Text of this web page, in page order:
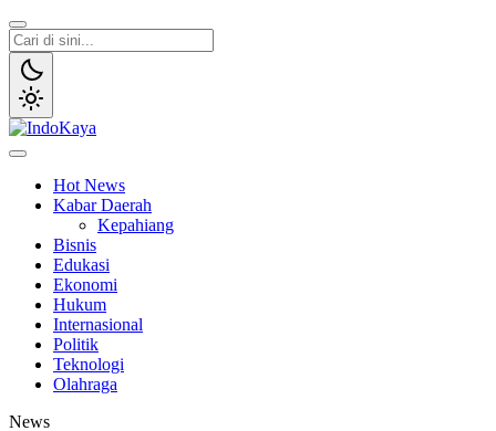
Lewati
ke
konten
Hot News
Kabar Daerah
Kepahiang
Bisnis
Edukasi
Ekonomi
Hukum
Internasional
Politik
Teknologi
Olahraga
News